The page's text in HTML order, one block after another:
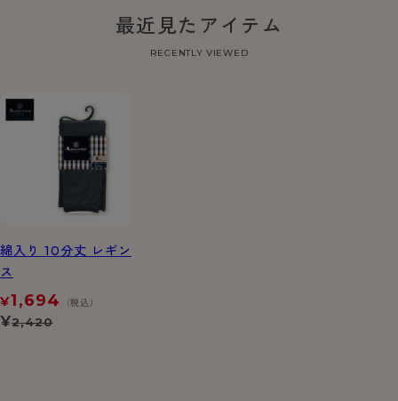
最近見たアイテム
RECENTLY VIEWED
綿入り 10分丈 レギン
ス
¥1,694 （税込）
¥2,420